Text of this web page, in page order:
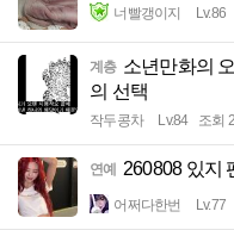
너빨갱이지 Lv.86
계층 소년만화의
의 선택
작두콩차 Lv.84 조회
연예 260808 있지
어쩌다한번 Lv.77